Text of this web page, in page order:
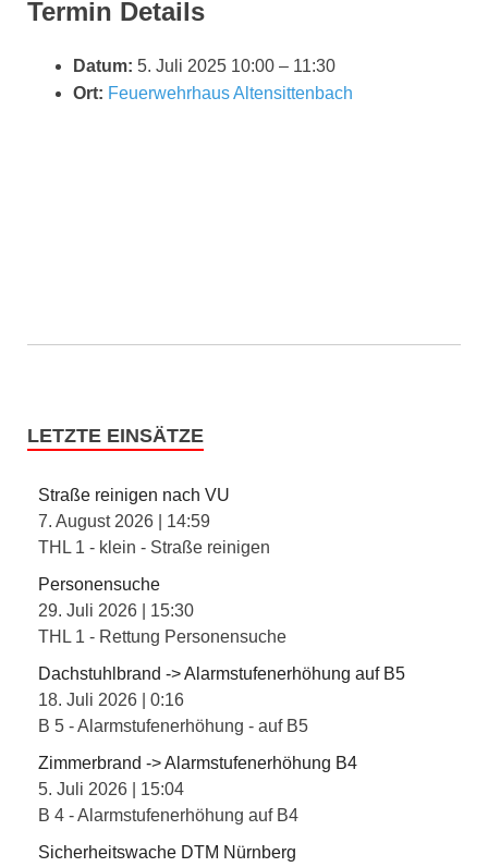
Termin Details
Datum: 5. Juli 2025 10:00 – 11:30
Ort: Feuerwehrhaus Altensittenbach
LETZTE EINSÄTZE
Straße reinigen nach VU
7. August 2026
14:59
THL 1 - klein - Straße reinigen
Personensuche
29. Juli 2026
15:30
THL 1 - Rettung Personensuche
Dachstuhlbrand -> Alarmstufenerhöhung auf B5
18. Juli 2026
0:16
B 5 - Alarmstufenerhöhung - auf B5
Zimmerbrand -> Alarmstufenerhöhung B4
5. Juli 2026
15:04
B 4 - Alarmstufenerhöhung auf B4
Sicherheitswache DTM Nürnberg